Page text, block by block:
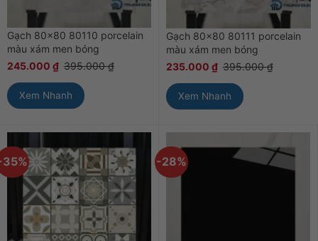
Gạch 80×80 80110 porcelain
màu xám men bóng
245.000 ₫ 395.000₫
Xem Nhanh
Gạch 80×80 80111 porcelain
màu xám men bóng
235.000 ₫ 395.000₫
Xem Nhanh
-28%